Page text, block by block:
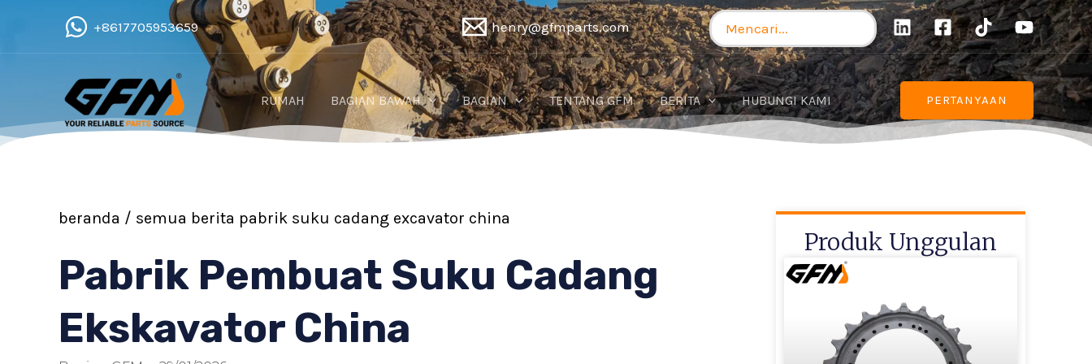
+8617705953659 henry@gfmparts.com
Pencarian
untuk:
RUMAH BAGIAN BAWAH BAGIAN TENTANG GFM BERITA HUBUNGI KAMI PERTANYAAN
beranda / semua berita pabrik suku cadang excavator china
Pabrik Pembuat Suku Cadang
Ekskavator China
Produk Unggulan